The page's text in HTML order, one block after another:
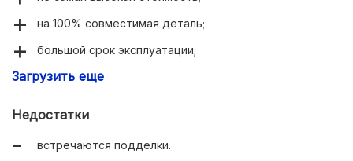
на 100% совместимая деталь;
большой срок эксплуатации;
достойное качество сборки;
Загрузить еще
Недостатки
встречаются подделки.